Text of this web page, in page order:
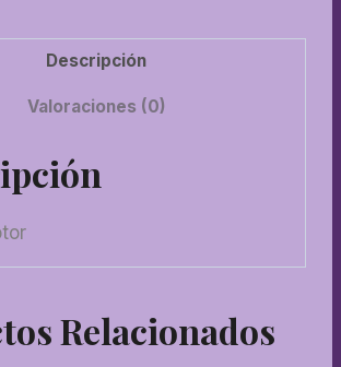
Descripción
Valoraciones (0)
Relacionados